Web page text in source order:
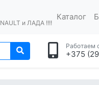
и ЛАДА !!!!
Каталог
Работаем
+375